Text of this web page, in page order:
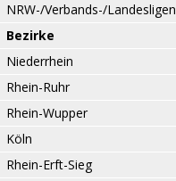
NRW-/Verbands-/Landesligen
Bezirke
Niederrhein
Rhein-Ruhr
Rhein-Wupper
Köln
Rhein-Erft-Sieg